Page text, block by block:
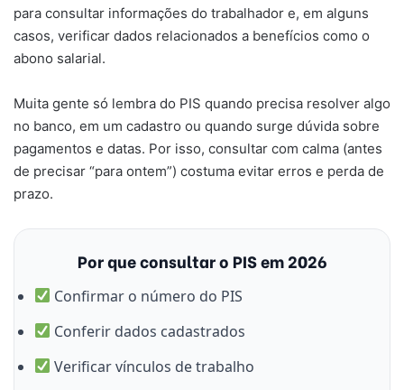
para consultar informações do trabalhador e, em alguns
casos, verificar dados relacionados a benefícios como o
abono salarial.
Muita gente só lembra do PIS quando precisa resolver algo
no banco, em um cadastro ou quando surge dúvida sobre
pagamentos e datas. Por isso, consultar com calma (antes
de precisar “para ontem”) costuma evitar erros e perda de
prazo.
Por que consultar o PIS em 2026
Confirmar o número do PIS
Conferir dados cadastrados
Verificar vínculos de trabalho